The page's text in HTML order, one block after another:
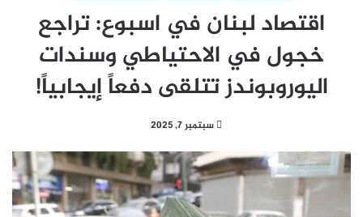
اقتصاد لبنان في اسبوع: تراجع
خجول في الاحتياطي وسندات
اليوروبوندز تتلقى دفعاً إيجابياً!
سبتمبر 7, 2025